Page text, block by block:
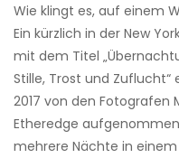
Wie klingt es, auf einem
Ein kürzlich in der New
mit dem Titel
Stille, Trost und
2017 von den Fotografen
Etheredge
mehrere Nächte in